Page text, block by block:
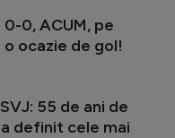
0-0, ACUM, pe
ocazie de gol!
55 de ani de
definit cele mai